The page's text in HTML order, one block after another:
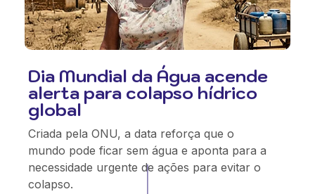
Dia Mundial da Água acende
alerta para colapso hídrico
global
Criada pela ONU, a data reforça que o
mundo pode ficar sem água e aponta para a
necessidade urgente de ações para evitar o
colapso.